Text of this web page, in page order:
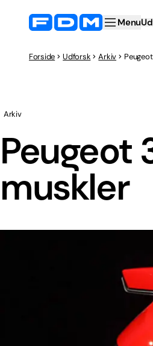
Menu
Forside Udforsk Arkiv
Peugeot
muskler
Arkiv